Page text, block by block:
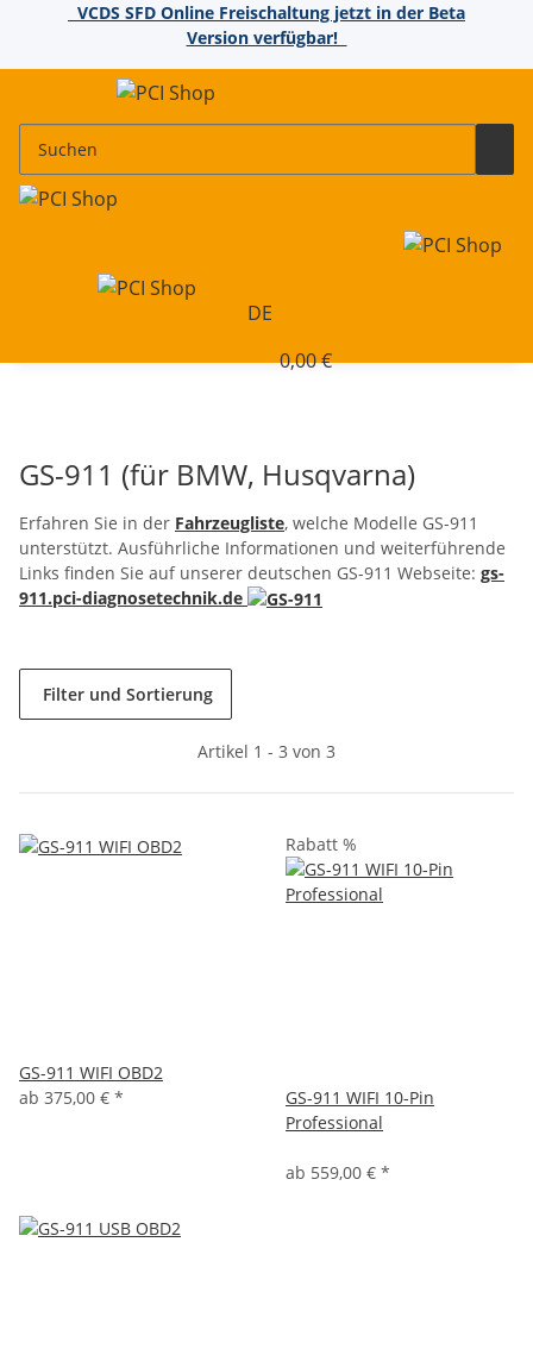
VCDS SFD Online Freischaltung jetzt in der Beta
Version verfügbar!
DE
0,00 €
GS-911 (für BMW, Husqvarna)
Erfahren Sie in der Fahrzeugliste, welche Modelle GS-911
unterstützt. Ausführliche Informationen und weiterführende
Links finden Sie auf unserer deutschen GS-911 Webseite: gs-
911.pci-diagnosetechnik.de
Filter und Sortierung
Artikel 1 - 3 von 3
GS-911 WIFI OBD2
ab 375,00 € *
Rabatt %
GS-911 WIFI 10-Pin
Professional
ab 559,00 € *